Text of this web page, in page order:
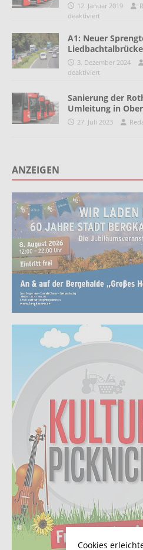
12. Januar 2019
deaktiviert
A1: Neuer
3. Dezember 2024
deaktiviert
Sanierung der
Umleitung in
27. Juli 2023
ANZEIGEN
Cookies